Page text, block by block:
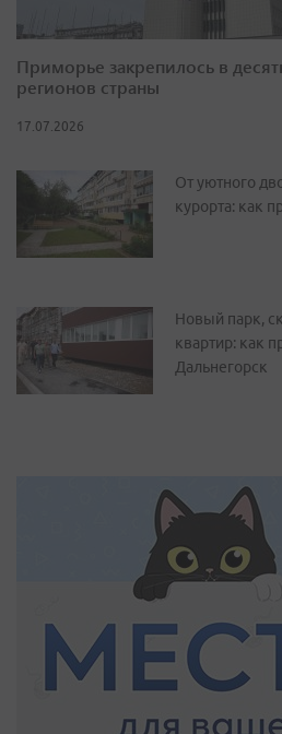
Приморье закрепилось в
регионов страны
17.07.2026
От уютного
курорта: как
Новый парк,
квартир: как
Дальнегорск